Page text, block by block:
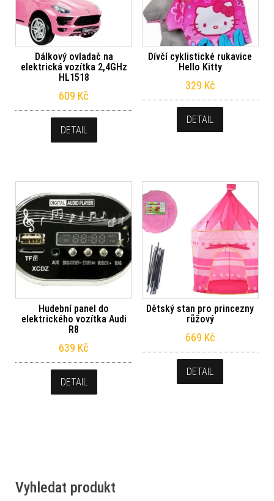
Dálkový ovladač na
elektrická vozítka 2,4GHz
HL1518
609 Kč
DETAIL
Dívčí cyklistické rukavice
Hello Kitty
329 Kč
DETAIL
Hudební panel do
elektrického vozítka Audi
R8
639 Kč
DETAIL
Dětský stan pro princezny
růžový
669 Kč
DETAIL
Vyhledat produkt